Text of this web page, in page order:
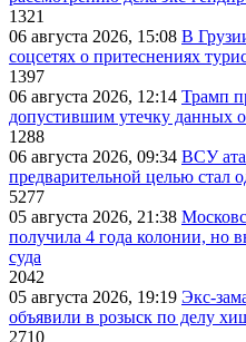
1321
06 августа 2026, 15:08 В
соцсетях о притеснениях
1397
06 августа 2026, 12:14 Трамп
допустившим утечку данных
1288
06 августа 2026, 09:34 ВСУ
предварительной целью
5277
05 августа 2026, 21:38
получила 4 года колонии, но
суда
2042
05 августа 2026, 19:19 Экс-
объявили в розыск по делу
2710